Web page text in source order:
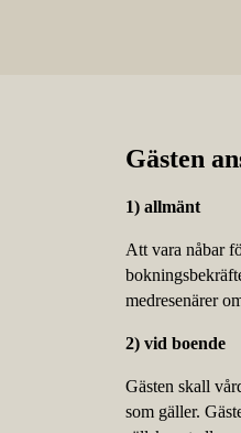
Gästen
1) allmänt
Att vara nåbar
medresenärer
2) vid boende
Gästen skall
som gäller.